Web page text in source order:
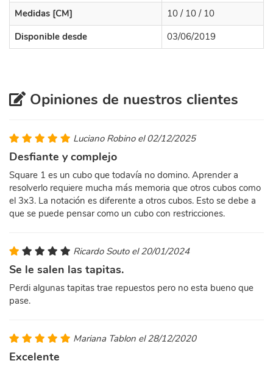
Medidas [CM]
10 / 10 / 10
Disponible desde
03/06/2019
Opiniones de nuestros clientes
Luciano Robino el 02/12/2025
Desfiante y complejo
Square 1 es un cubo que todavía no domino. Aprender a
resolverlo requiere mucha más memoria que otros cubos como
el 3x3. La notación es diferente a otros cubos. Esto se debe a
que se puede pensar como un cubo con restricciones.
Ricardo Souto el 20/01/2024
Se le salen las tapitas.
Perdi algunas tapitas trae repuestos pero no esta bueno que
pase.
Mariana Tablon el 28/12/2020
Excelente